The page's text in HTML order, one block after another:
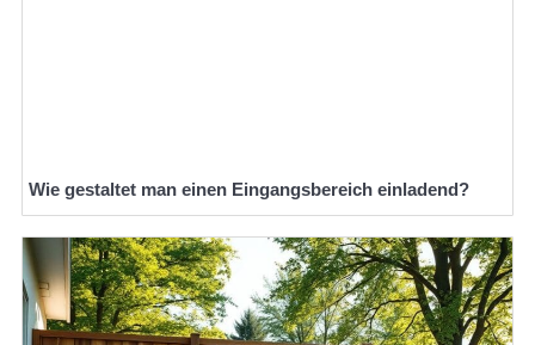
Wie gestaltet man einen Eingangsbereich einladend?